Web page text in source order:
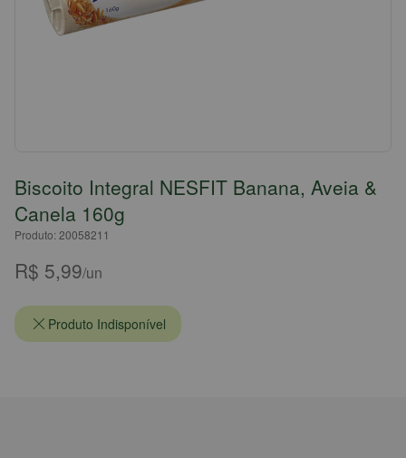
Biscoito Integral NESFIT Banana, Aveia &
Canela 160g
Produto: 20058211
R$ 5,99/un
Produto Indisponível